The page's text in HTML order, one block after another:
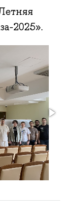
2025».